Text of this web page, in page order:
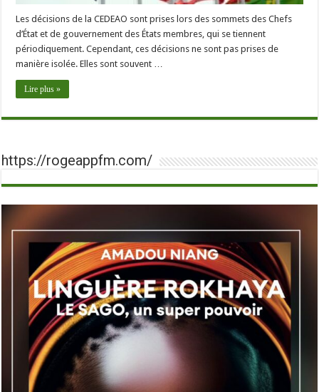
Les décisions de la CEDEAO sont prises lors des sommets des Chefs
d’État et de gouvernement des États membres, qui se tiennent
périodiquement. Cependant, ces décisions ne sont pas prises de
manière isolée. Elles sont souvent …
Lire plus »
https://rogeappfm.com/